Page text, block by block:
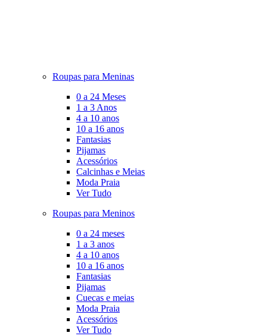
Roupas para Meninas
0 a 24 Meses
1 a 3 Anos
4 a 10 anos
10 a 16 anos
Fantasias
Pijamas
Acessórios
Calcinhas e Meias
Moda Praia
Ver Tudo
Roupas para Meninos
0 a 24 meses
1 a 3 anos
4 a 10 anos
10 a 16 anos
Fantasias
Pijamas
Cuecas e meias
Moda Praia
Acessórios
Ver Tudo